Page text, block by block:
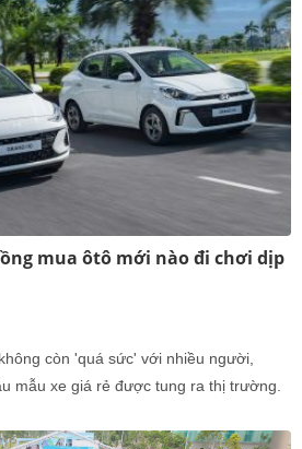
mua ôtô mới nào đi chơi dịp
còn 'quá sức' với nhiều người,
mẫu xe giá rẻ được tung ra thị trường.
xăng đến ôtô điện.